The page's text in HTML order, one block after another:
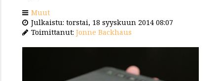
Muut
Julkaistu: torstai, 18 syyskuun 2014 08:07
Toimittanut: Jonne Backhaus